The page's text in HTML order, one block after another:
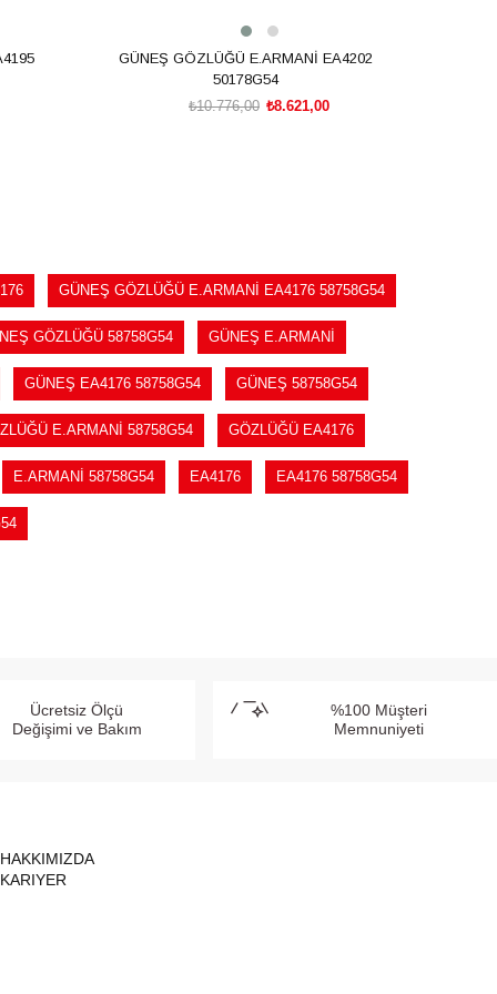
GÜNEŞ GÖZLÜĞÜ E.ARMANİ EA4202
50178G54
₺8.621,00
₺10.776,00
GÜNEŞ GÖZLÜĞÜ E.ARMANİ EA4176 58758G54
GÖZLÜĞÜ 58758G54 GÜNEŞ E.ARMANİ
GÜNEŞ EA4176 58758G54 GÜNEŞ 58758G54
E.ARMANİ 58758G54 GÖZLÜĞÜ EA4176
E.ARMANİ 58758G54 EA4176 EA4176 58758G54
Ücretsiz Ölçü
Değişimi ve Bakım
%100 Müşteri
Memnuniyeti
HAKKIMIZDA
KARIYER